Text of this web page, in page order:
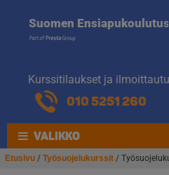
navigointiin
sisältöön
Suomen Ensiapukoulutus
Kurssitilaukset ja
010 5251 260
VALIKKO
Etusivu / Työsuojelukurssit /